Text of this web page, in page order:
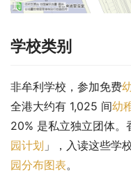
学校类别
非牟利学校，参加免费
全港大约有 1,025 间幼
20% 是私立独立团体。
园计划 」，入读这些学
园分布图表。